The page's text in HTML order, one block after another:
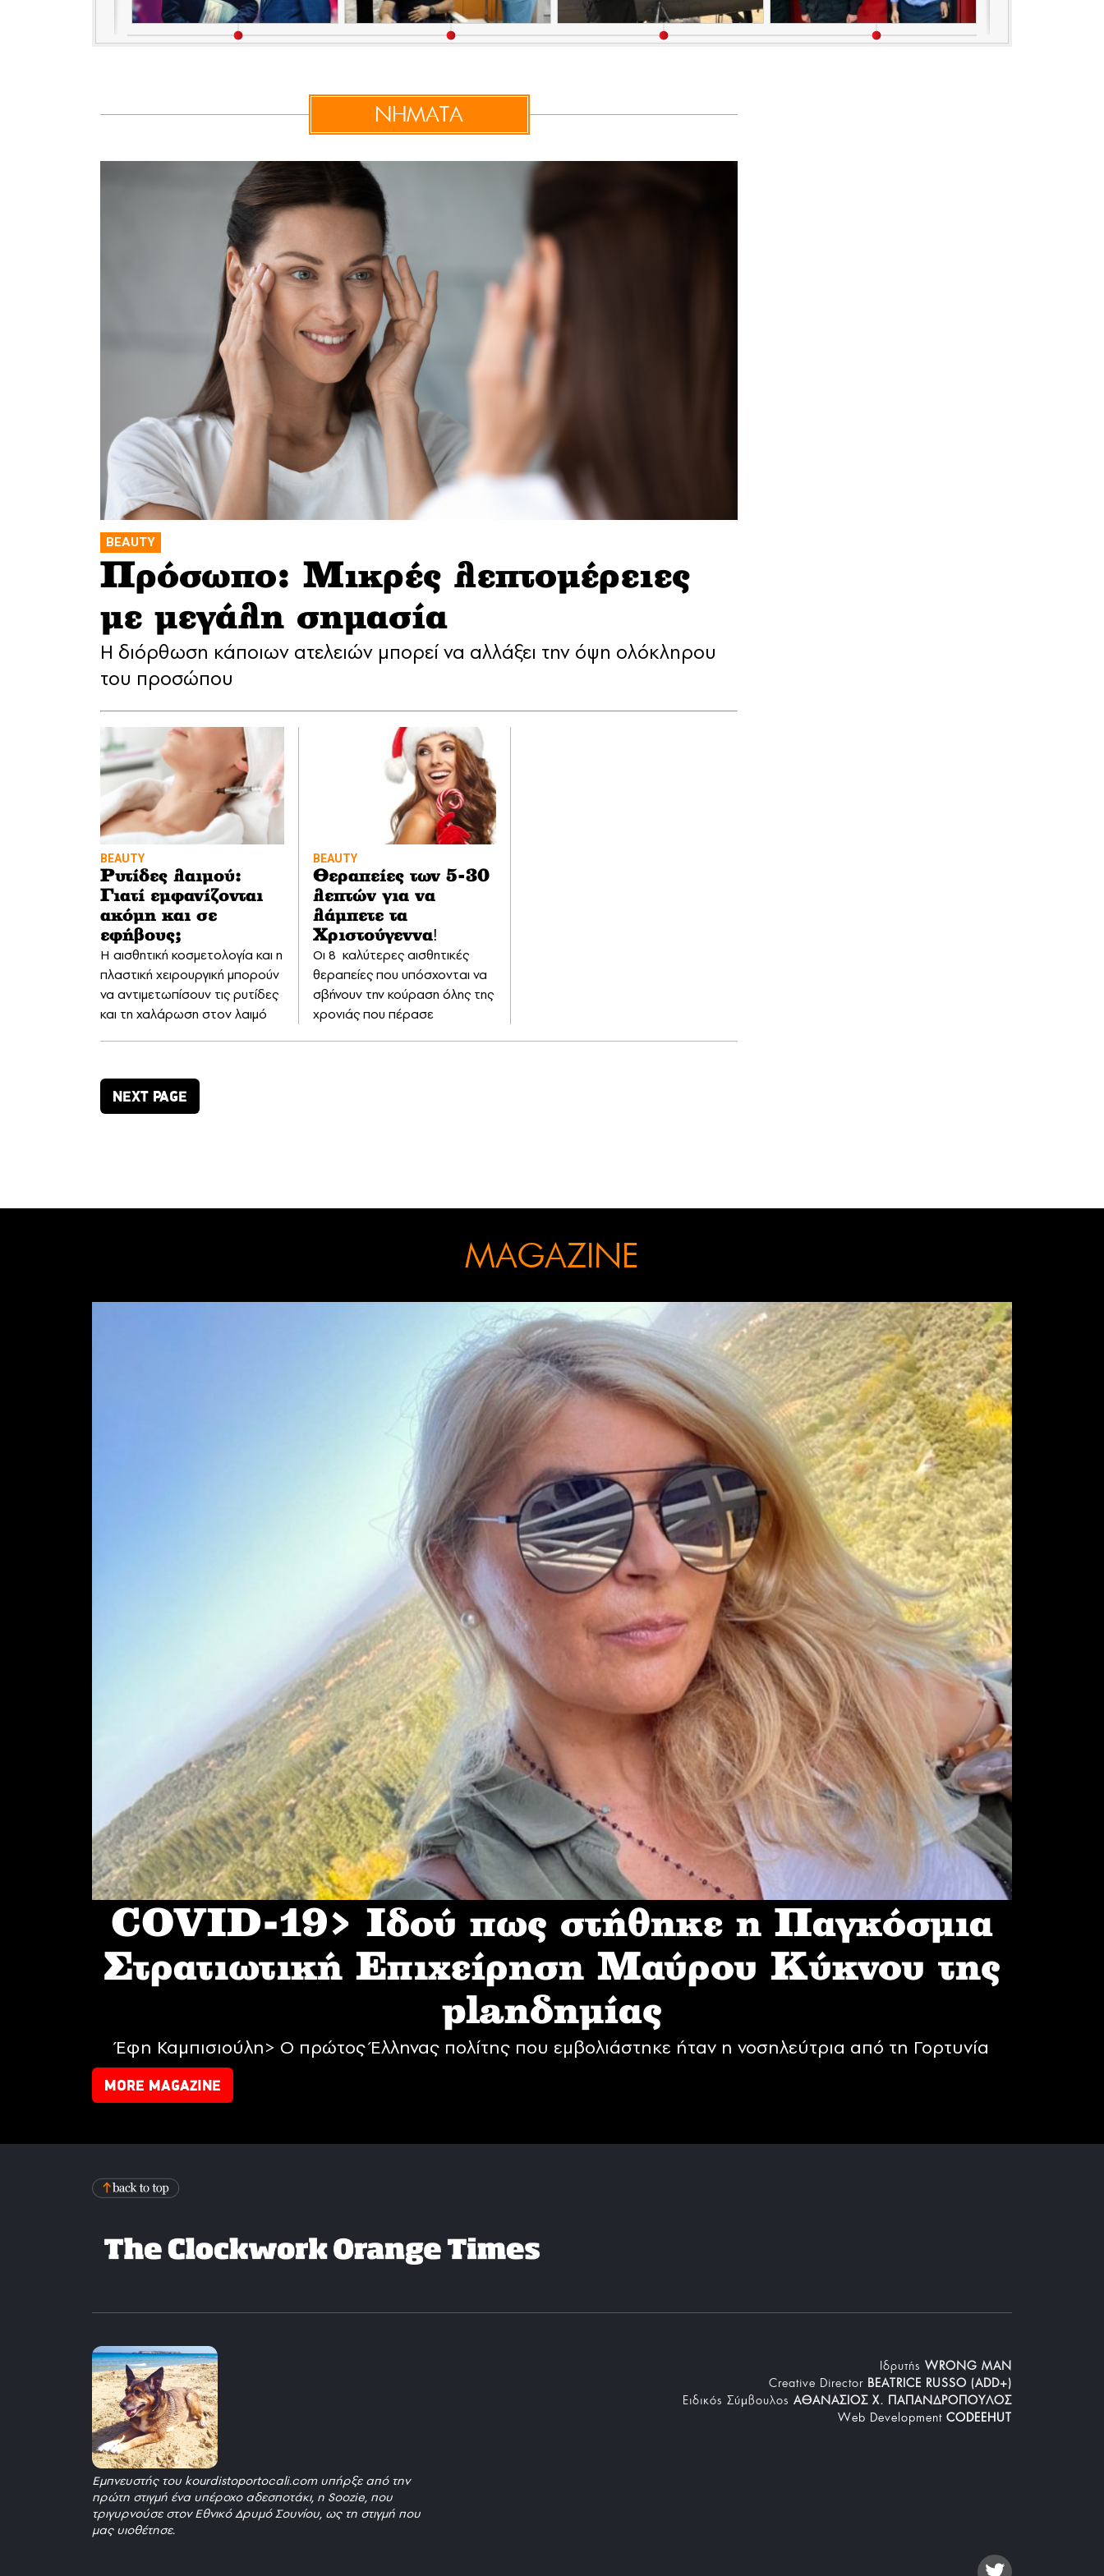
ΝΗΜΑΤΑ
BEAUTY
Πρόσωπο: Μικρές λεπτομέρειες
με μεγάλη σημασία
Η διόρθωση κάποιων ατελειών μπορεί να αλλάξει την όψη ολόκληρου
του προσώπου
BEAUTY
Ρυτίδες λαιμού:
Γιατί εμφανίζονται
ακόμη και σε
εφήβους;
Η αισθητική κοσμετολογία και η
πλαστική χειρουργική μπορούν
να αντιμετωπίσουν τις ρυτίδες
και τη χαλάρωση στον λαιμό
BEAUTY
Θεραπείες των 5-30
λεπτών για να
λάμπετε τα
Χριστούγεννα!
Οι 8 καλύτερες αισθητικές
θεραπείες που υπόσχονται να
σβήνουν την κούραση όλης της
χρονιάς που πέρασε
NEXT PAGE
MAGAZINE
COVID-19> Iδού πως στήθηκε η Παγκόσμια
Στρατιωτική Επιχείρηση Mαύρου Κύκνου της
planδημίας
Έφη Καμπισιούλη> Ο πρώτος Έλληνας πολίτης που εμβολιάστηκε ήταν η νοσηλεύτρια από τη Γορτυνία
MORE MAGAZINE
Εμπνευστής του kourdistoportocali.com υπήρξε από την
πρώτη στιγμή ένα υπέροχο αδεσποτάκι, η Soozie, που
τριγυρνούσε στον Εθνικό Δρυμό Σουνίου, ως τη στιγμή που
μας υιοθέτησε.
Iδρυτής WRONG MAN
Creative Director BEATRICE RUSSO (ADD+)
Ειδικός Σύμβουλος ΑΘΑΝΑΣΙΟΣ Χ. ΠΑΠΑΝΔΡΟΠΟΥΛΟΣ
Web Development CODEEHUT